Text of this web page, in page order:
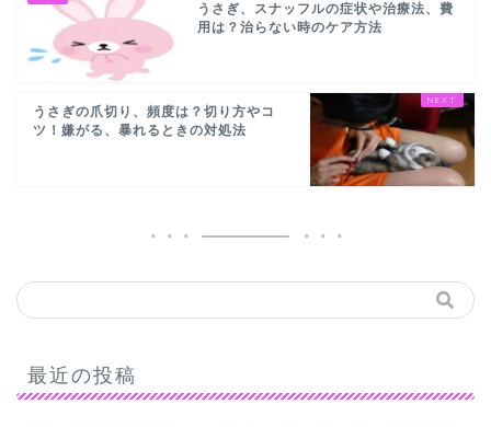
うさぎ、スナッフルの症状や治療法、費
用は？治らない時のケア方法
うさぎの爪切り、頻度は？切り方やコ
ツ！嫌がる、暴れるときの対処法
最近の投稿